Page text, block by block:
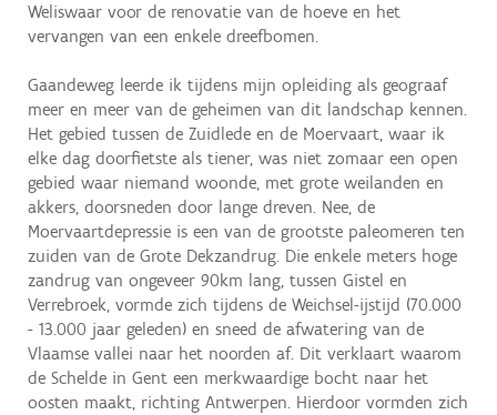
Weliswaar voor de renovatie van de hoeve en het
vervangen van een enkele dreefbomen.
Gaandeweg leerde ik tijdens mijn opleiding als geograaf
meer en meer van de geheimen van dit landschap kennen.
Het gebied tussen de Zuidlede en de Moervaart, waar ik
elke dag doorfietste als tiener, was niet zomaar een open
gebied waar niemand woonde, met grote weilanden en
akkers, doorsneden door lange dreven. Nee, de
Moervaartdepressie is een van de grootste paleomeren ten
zuiden van de Grote Dekzandrug. Die enkele meters hoge
zandrug van ongeveer 90km lang, tussen Gistel en
Verrebroek, vormde zich tijdens de Weichsel-ijstijd (70.000
- 13.000 jaar geleden) en sneed de afwatering van de
Vlaamse vallei naar het noorden af. Dit verklaart waarom
de Schelde in Gent een merkwaardige bocht naar het
oosten maakt, richting Antwerpen. Hierdoor vormden zich